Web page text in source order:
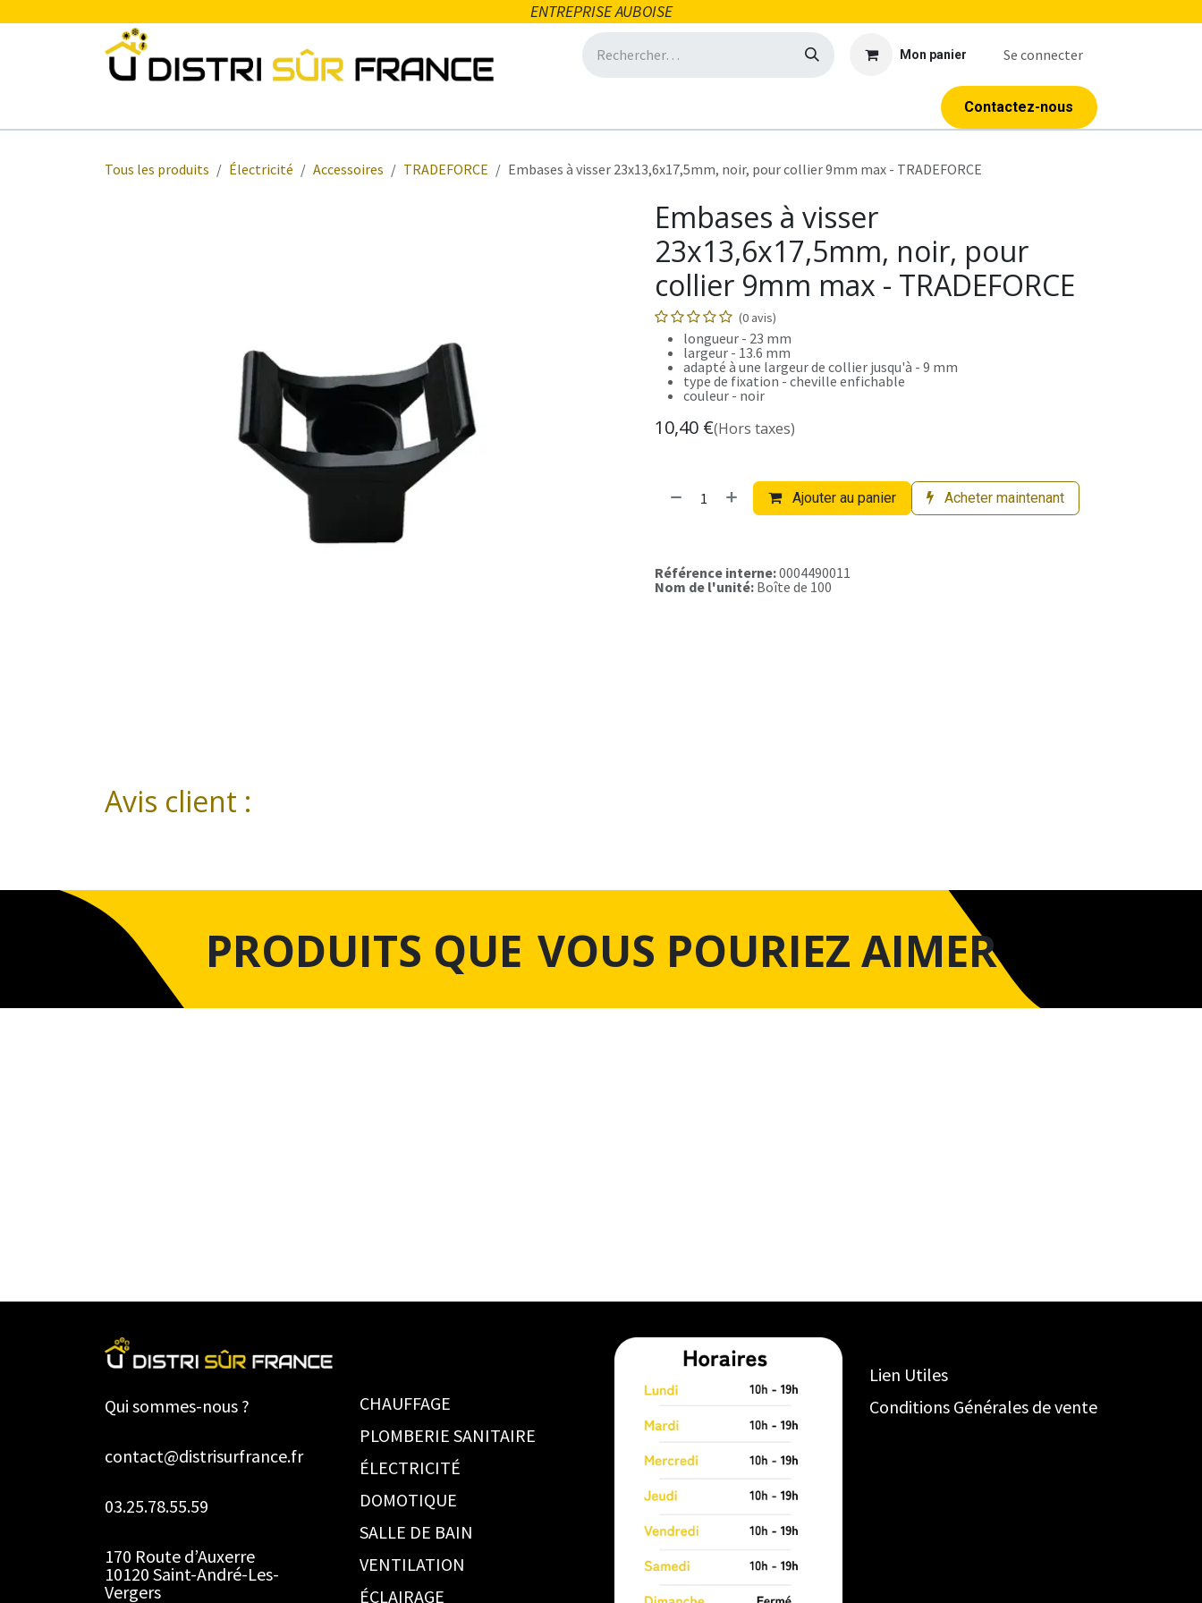
ENTREPRISE AUBOISE
Mon panier Se connecter
FormationsContactez-nous
Tous les produits Électricité Accessoires TRADEFORCE Embases à visser 23x13,6x17,5mm, noir, pour collier 9mm max - TRADEFORCE
Embases à visser
23x13,6x17,5mm, noir, pour
collier 9mm max - TRADEFORCE
(0 avis)
longueur - 23 mm
largeur - 13.6 mm
adapté à une largeur de collier jusqu'à - 9 mm
type de fixation - cheville enfichable
couleur - noir
10,40 €(Hors taxes)
Ajouter au panier Acheter maintenant
Référence interne:0004490011
Nom de l'unité: Boîte de 100
Avis client :
PRODUITS QUE VOUS POURIEZ AIMER
Qui sommes-nous ?
contact@distrisurfrance.fr
03.25.78.55.59
170 Route d’Auxerre
10120 Saint-André-Les-
Vergers
CHAUFFAGE
PLOMBERIE SANITAIRE
ÉLECTRICITÉ
DOMOTIQUE
SALLE DE BAIN
VENTILATION
ÉCLAIRAGE
Lien Utiles
Conditions Générales de vente